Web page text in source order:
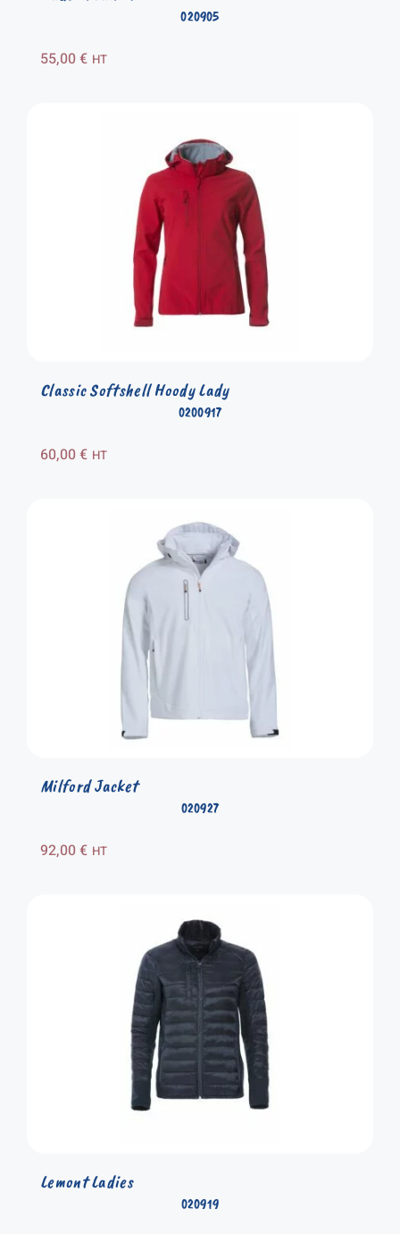
020905
55,00€ HT
0200917
Classic Softshell Hoody Lady
60,00€ HT
020927
Milford Jacket
92,00€ HT
020919
Lemont Ladies